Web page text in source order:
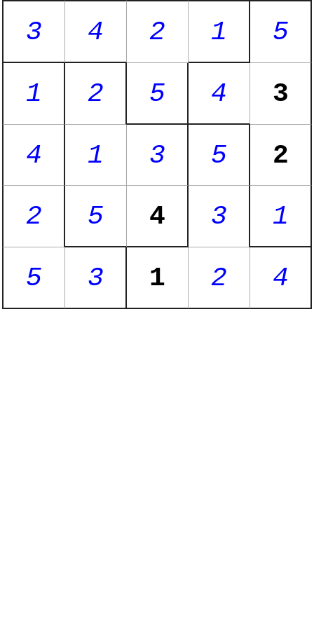
3 4 2 1 5
1 2 5 4 3
4 1 3 5 2
2 5 4 3 1
5 3 1 2 4